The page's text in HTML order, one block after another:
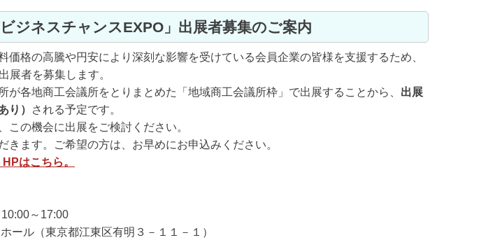
ジネスチャンスEXPO」出展者募集のご案内
格の高騰や円安により深刻な影響を受けている会員企業の皆様を支援するため、
展者を募集します。
各地商工会議所をとりまとめた「地域商工会議所枠」で出展することから、 出展
り）
される予定です。
の機会に出展をご検討ください。
きます。ご希望の方は、お早めにお申込みください。
はこちら。
～17:00
ル（東京都江東区有明３－１１－１）